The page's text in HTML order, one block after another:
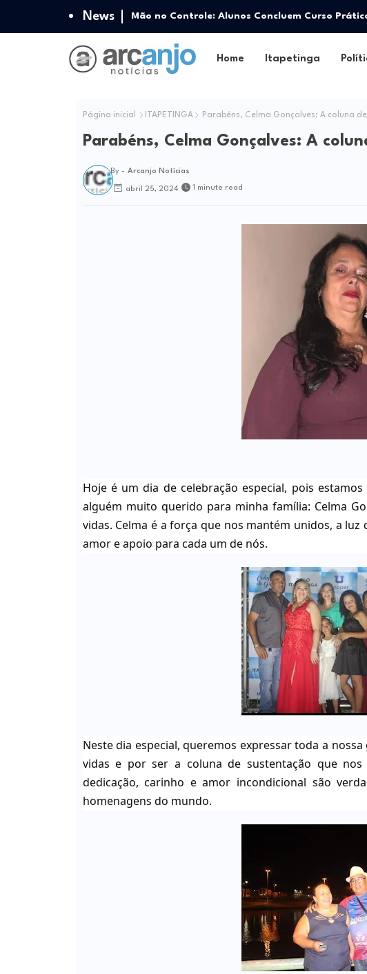
News Mão no Controle: Alunos Concluem Curso
Home Itapetinga
Página inicial ITAPETINGA Parabéns, Celma Gonçalves: A coluna
Parabéns, Celma Gonçalves: A
By - Arcanjo Notícias
abril 25, 2024 1 minute read
Hoje é um dia de celebração especial, pois
alguém muito querido para minha família: Celma
vidas. Celma é a força que nos mantém unidos, a
amor e apoio para cada um de nós.
Neste dia especial, queremos expressar toda a
vidas e por ser a coluna de sustentação que
dedicação, carinho e amor incondicional são
homenagens do mundo.